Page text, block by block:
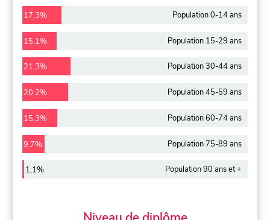
17,3% Population 0-14 ans
15,1% Population 15-29 ans
21,3% Population 30-44 ans
20,2% Population 45-59 ans
15,3% Population 60-74 ans
9,7% Population 75-89 ans
1,1% Population 90 ans et +